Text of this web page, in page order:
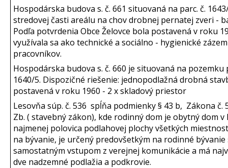
Hospodárska budova s. č. 661 situovaná na parc. č.
stredovej časti areálu na chov drobnej pernatej zveri -
Podľa potvrdenia Obce Želovce bola postavená v roku
využívala sa ako technické a sociálno - hygienické
pracovníkov.
Hospodárska budova s. č. 660 je situovaná na pozemku
1640/5. Dispozičné riešenie: jednopodlažná drobná
postavená v roku 1960 - 2 x skladový priestor
Lesovňa súp. č. 536 spĺňa podmienky § 43 b, Zákona č.
Zb. ( stavebný zákon), kde rodinný dom je obytný dom
najmenej polovica podlahovej plochy všetkých
na bývanie, je určený predovšetkým na rodinné bývanie
samostatným vstupom z verejnej komunikácie a má
dve nadzemné podlažia a podkrovie.